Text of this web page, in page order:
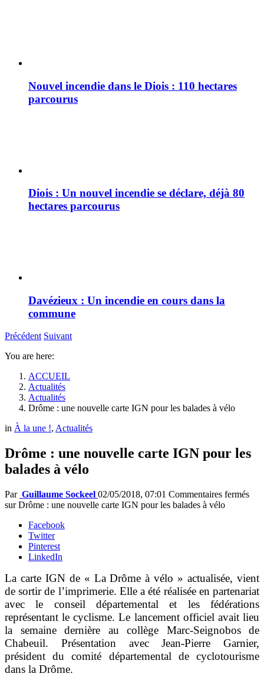
Nouvel incendie dans le Diois : 110 hectares
parcourus
Diois : Un nouvel incendie se déclare, déjà 80
hectares parcourus
Davézieux : Un incendie en cours dans la
commune
Précédent Suivant
You are here:
ACCUEIL
Actualités
Actualités
Drôme : une nouvelle carte IGN pour les balades à vélo
in À la une !, Actualités
Drôme : une nouvelle carte IGN pour les
balades à vélo
Par Guillaume Sockeel 02/05/2018, 07:01 Commentaires fermés
sur Drôme : une nouvelle carte IGN pour les balades à vélo
Facebook
Twitter
Pinterest
LinkedIn
La carte IGN de « La Drôme à vélo » actualisée, vient
de sortir de l’imprimerie. Elle a été réalisée en partenariat
avec le conseil départemental et les fédérations
représentant le cyclisme. Le lancement officiel avait lieu
la semaine dernière au collège Marc-Seignobos de
Chabeuil. Présentation avec Jean-Pierre Garnier,
président du comité départemental de cyclotourisme
dans la Drôme.